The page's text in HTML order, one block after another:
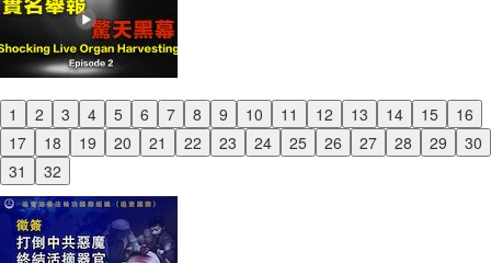
1 2 3 4 5 6 7 8 9 10 11 12 13 14 15
16
17
18 19 20 21 22 23 24 25 26 27 28 29
30
31
32
Previous
Next